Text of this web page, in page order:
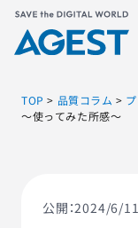
ソリューション・
TOP > 品質コラム >
～使ってみた所感～
公開：2024/6/11